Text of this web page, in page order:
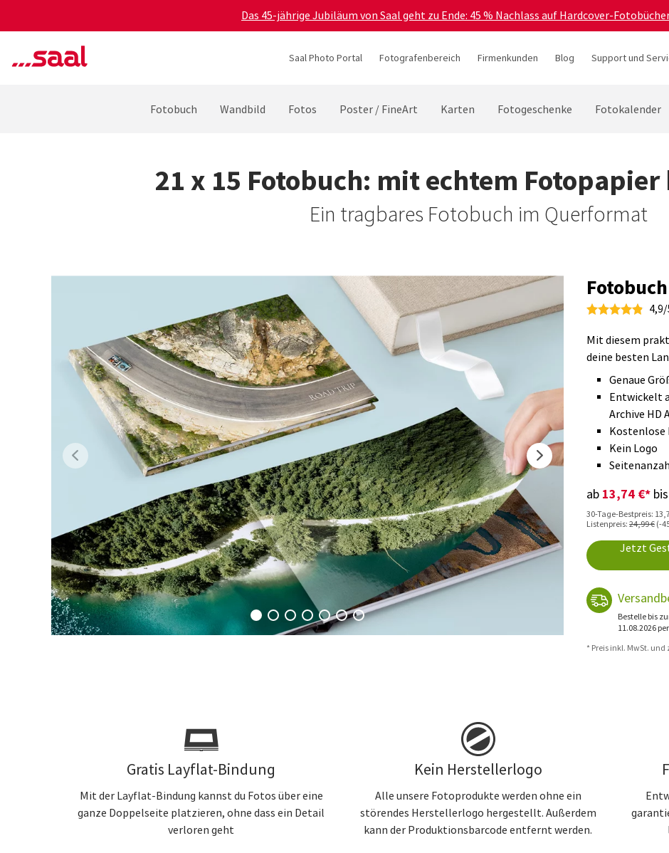
Das 45-jährige Jubiläum von Saal geht zu Ende: 45 % Nachlass auf Hardcover-
Saal Photo Portal Fotografenbereich Firmenkunden Blog Support und
Fotobuch Wandbild Fotos Poster / FineArt Karten Fotogeschenke Fotokalender
21 x 15 Fotobuch: mit echtem
Ein tragbares Fotobuch im Querformat
Mit diesem
deine besten
Genaue
Entwickelt
Archive HD
Kostenlose
Kein Logo
ab 13,74 €*
30-Tage-Bestpreis:
Listenpreis:24,99 €(-
Jetzt
Bestelle bis
11.08.2026
* Preis inkl. MwSt.
Gratis Layflat-Bindung
Mit der Layflat-Bindung kannst du Fotos über eine
ganze Doppelseite platzieren, ohne dass ein Detail
verloren geht
Kein Herstellerlogo
Alle unsere Fotoprodukte werden ohne ein
störendes Herstellerlogo hergestellt. Außerdem
kann der Produktionsbarcode entfernt werden.